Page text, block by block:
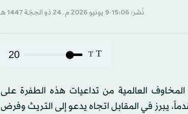
نُشر: 15:06-9 يونيو 2026 م ـ 24 ذو الحِجّة 1447 هـ
T
T
20
العالمية من تداعيات هذه الطفرة على
يبرز في المقابل اتجاه يدعو إلى التريث وفرض